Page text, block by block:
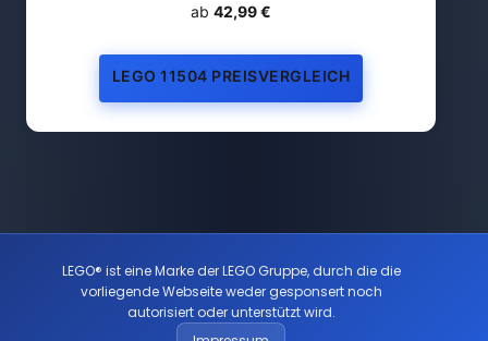
ab 42,99 €
LEGO 11504 PREISVERGLEICH
LEGO® ist eine Marke der LEGO Gruppe, durch die die
vorliegende Webseite weder gesponsert noch
autorisiert oder unterstützt wird.